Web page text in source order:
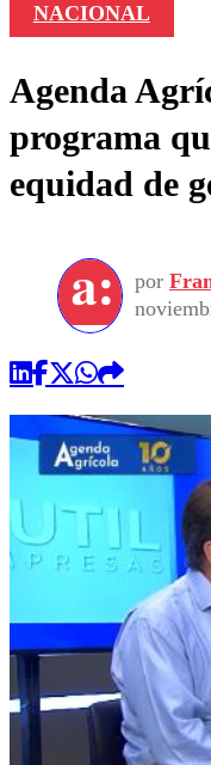
NACIONAL
Agenda
programa
equidad de
por